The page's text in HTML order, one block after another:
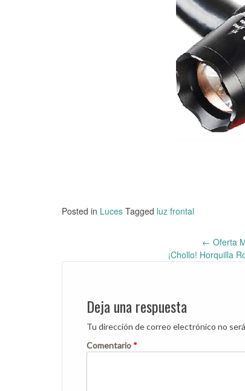
Posted in Luces Tagged luz frontal
Post
← Oferta
¡Chollo! Horquilla
Deja una respuesta
Tu dirección de correo electrónico no
Comentario *